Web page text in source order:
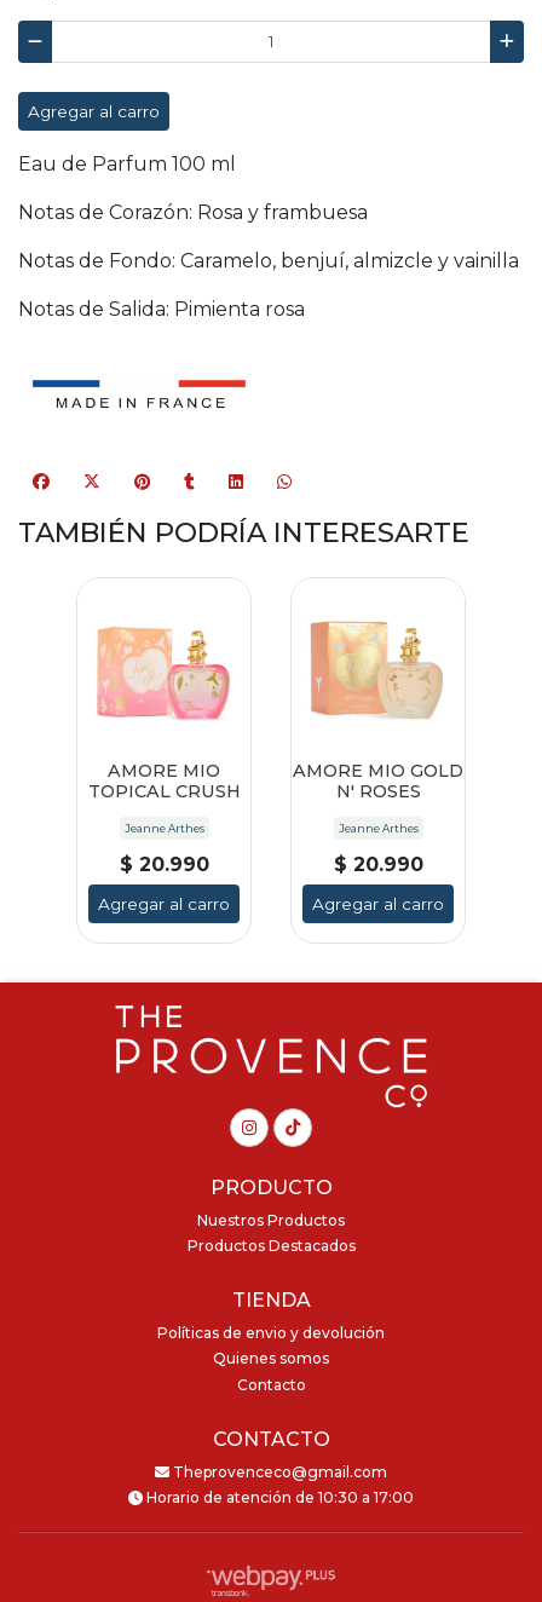
Agregar al carro
Eau de Parfum 100 ml
Notas de Corazón: Rosa y frambuesa
Notas de Fondo: Caramelo, benjuí, almizcle y vainilla
Notas de Salida: Pimienta rosa
TAMBIÉN PODRÍA INTERESARTE
AMORE MIO
TOPICAL CRUSH
Jeanne Arthes
$ 20.990
Agregar al carro
AMORE MIO GOLD
N' ROSES
Jeanne Arthes
$ 20.990
Agregar al carro
PRODUCTO
Nuestros Productos
Productos Destacados
TIENDA
Políticas de envio y devolución
Quienes somos
Contacto
CONTACTO
Theprovenceco@gmail.com
Horario de atención de 10:30 a 17:00